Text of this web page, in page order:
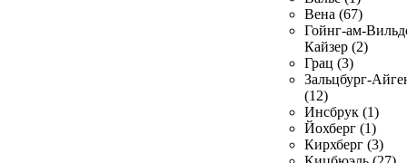
Вена (67)
Гойнг-ам-
Кайзер (2)
Грац (3)
Зальцбург-
(12)
Инсбрук (1)
Йохберг (1)
Кирхберг (3)